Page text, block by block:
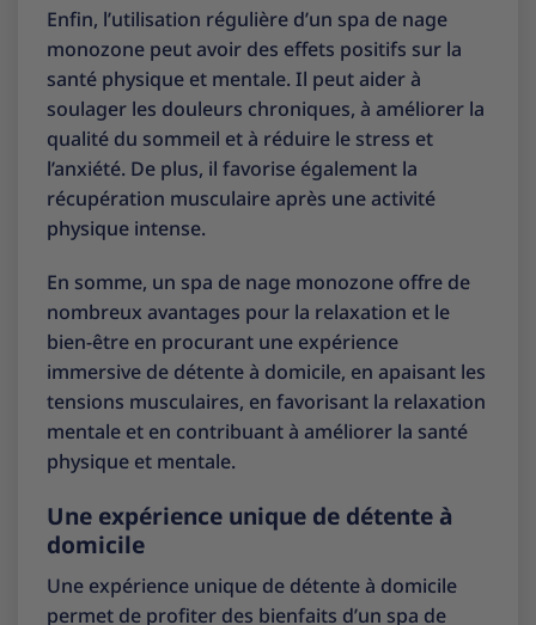
Enfin, l’utilisation régulière d’un spa de nage
monozone peut avoir des effets positifs sur la
santé physique et mentale. Il peut aider à
soulager les douleurs chroniques, à améliorer la
qualité du sommeil et à réduire le stress et
l’anxiété. De plus, il favorise également la
récupération musculaire après une activité
physique intense.
En somme, un spa de nage monozone offre de
nombreux avantages pour la relaxation et le
bien-être en procurant une expérience
immersive de détente à domicile, en apaisant les
tensions musculaires, en favorisant la relaxation
mentale et en contribuant à améliorer la santé
physique et mentale.
Une expérience unique de détente à
domicile
Une expérience unique de détente à domicile
permet de profiter des bienfaits d’un spa de